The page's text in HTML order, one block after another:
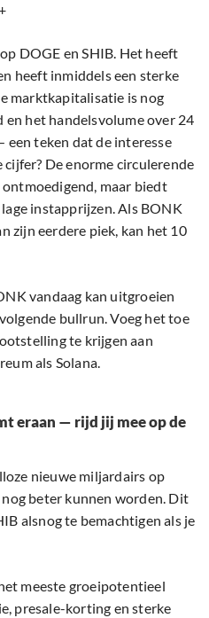
DOGE en SHIB. Het heeft
heeft inmiddels een sterke
marktkapitalisatie is nog
en het handelsvolume over 24
teken dat de interesse
De enorme circulerende
maar biedt
instapprijzen. Als BONK
zijn eerdere piek, kan het 10
vandaag kan uitgroeien
bullrun. Voeg het toe
te krijgen aan
als Solana.
eraan — rijd jij mee op de
nieuwe miljardairs op
beter kunnen worden. Dit
alsnog te bemachtigen als je
meeste groeipotentieel
presale-korting en sterke